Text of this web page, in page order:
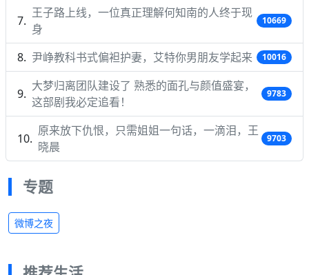
王子路上线，一位真正理解何知南的人终于现
身
10669
尹峥教科书式偏袒护妻，艾特你男朋友学起来 10016
大梦归离团队建设了 熟悉的面孔与颜值盛宴，
这部剧我必定追看！
9783
原来放下仇恨，只需姐姐一句话，一滴泪，王
晓晨
9703
专题
微博之夜